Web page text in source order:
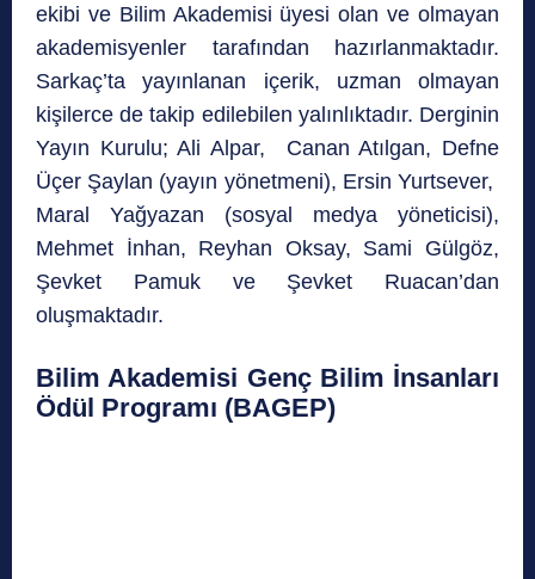
ekibi ve Bilim Akademisi üyesi olan ve olmayan
akademisyenler tarafından hazırlanmaktadır.
Sarkaç’ta yayınlanan içerik, uzman olmayan
kişilerce de takip edilebilen yalınlıktadır. Derginin
Yayın Kurulu; Ali Alpar, Canan Atılgan, Defne
Üçer Şaylan (yayın yönetmeni), Ersin Yurtsever,
Maral Yağyazan (sosyal medya yöneticisi),
Mehmet İnhan, Reyhan Oksay, Sami Gülgöz,
Şevket Pamuk ve Şevket Ruacan’dan
oluşmaktadır.
Bilim Akademisi Genç Bilim İnsanları
Ödül Programı (BAGEP)